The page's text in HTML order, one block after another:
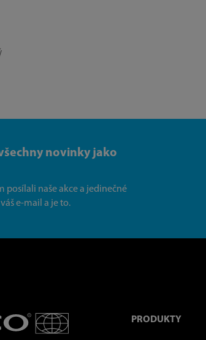
novinky jako
posílali naše akce a jedinečné
e-mail a je to.
PRODUKTY